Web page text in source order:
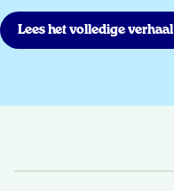
Lees het volledige verhaal